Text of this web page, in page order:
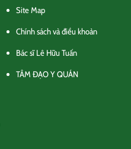
Site Map
Chính sách và điều khoản
Bác sĩ Lê Hữu Tuấn
TÂM ĐẠO Y QUÁN